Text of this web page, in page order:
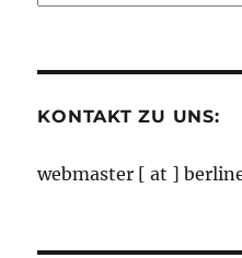
KONTAKT ZU UNS:
webmaster [ at ]